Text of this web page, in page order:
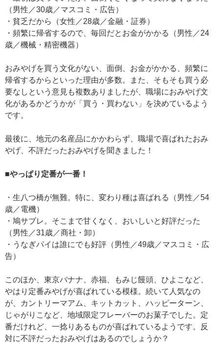
（男性／30歳／マスコミ・広告）
・貧乏だから（女性／28歳／金融・証券）
・頻繁に帰省するので、毎回だとお金がかかる（男性／24
歳／機械・精密機器）
おみやげを買う文化がない、面倒、お金がかかる、頻繁に
帰省するからといった理由が多数。また、そもそも買う必
要なしという意見も複数ありましたが、職場におみやげ文
化があるかどうかが「買う・買わない」を決めているよう
です。
最後に、地元の名産品にかかわらず、職場で喜ばれたおみ
やげ、不評だったおみやげを聞きました！
■やっぱり定番が一番！
・生八つ橋が無難。特に、変わり種は喜ばれる（男性／54
歳／電機）
・鳩サブレ。そこまで甘くなく、おいしいと好評だった
（男性／31歳／商社・卸）
・うなぎパイは誰にでも好評（男性／49歳／マスコミ・広
告）
このほか、東京バナナ、赤福、もみじ饅頭、ひよこなど、
やはり定番みやげが喜ばれている模様。続いて人気なの
が、カントリーマアム、キットカット、ハッピーターン、
じゃがりこなど、地域限定フレーバーのお菓子でした。定
番だけれど、一捻りあるものが喜ばれているようです。反
対に不評だったおみやげはあるのでしょうか？